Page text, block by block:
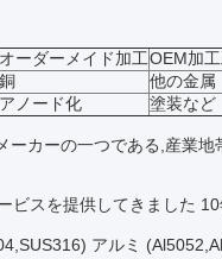
オーダーメイド加工OEM加
銅
他の金属
アノード化 塗装など
カーの一つである,産業
スを提供してきました
アルミ